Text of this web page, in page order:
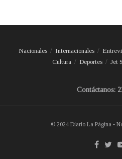
Nacionales Internacionales
Cultura
Deportes Jet
Contáctanos:
© 2024 Diario La Página -